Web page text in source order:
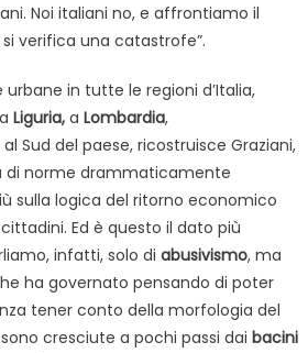
Noi italiani no, e affrontiamo il
verifica una catastrofe”.
urbane in tutte le regioni d’Italia,
Liguria,a Lombardia,
Sud del paese, ricostruisce Graziani,
di norme drammaticamente
sulla logica del ritorno economico
Ed è questo il dato più
infatti, solo di abusivismo, ma
ha governato pensando di poter
tener conto della morfologia del
cresciute a pochi passi dai bacini